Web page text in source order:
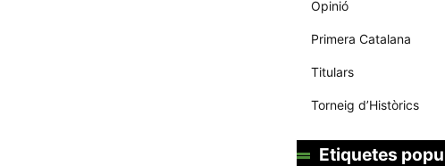
Opinió
Primera Catalana
Titulars
Torneig d’Històrics
Etiquetes